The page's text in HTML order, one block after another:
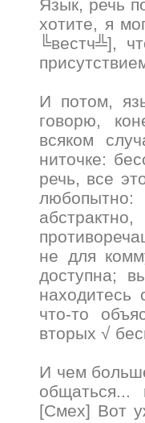
Язык, речь
хотите, я
╚вестч╩],
И потом,
говорю,
всяком
ниточке:
речь, все
не для
доступна;
что-то
вторых √
И чем
[Смех] Вот